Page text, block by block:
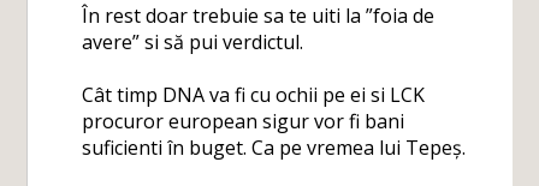
În rest doar trebuie sa te uiti la ”foia de
avere” si să pui verdictul.
Cât timp DNA va fi cu ochii pe ei si LCK
procuror european sigur vor fi bani
suficienti în buget. Ca pe vremea lui Tepeș.